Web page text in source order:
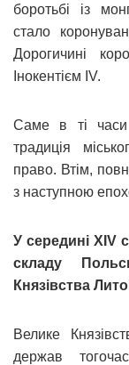
боротьбі із
стало
Дорогичині
Інокентієм ІV.
Саме в ті часи
традиція
право. Втім,
з наступною
У середині XIV
складу
Князівства
Велике
держав